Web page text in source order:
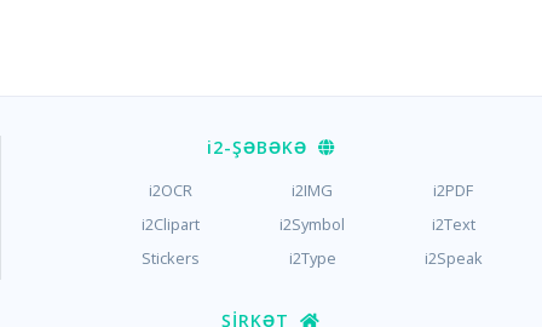
i2-ŞƏBƏKƏ
i2PDF
i2IMG
i2OCR
i2Text
i2Symbol
i2Clipart
i2Speak
i2Type
Stickers